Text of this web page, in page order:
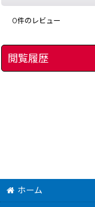
0件のレビュー
閲覧履歴
ホーム